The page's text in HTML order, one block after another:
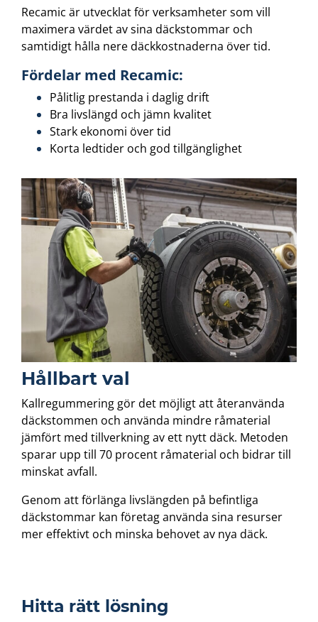
Recamic är utvecklat för verksamheter som vill
maximera värdet av sina däckstommar och
samtidigt hålla nere däckkostnaderna över tid.
Fördelar med Recamic:
Pålitlig prestanda i daglig drift
Bra livslängd och jämn kvalitet
Stark ekonomi över tid
Korta ledtider och god tillgänglighet
Hållbart val
Kallregummering gör det möjligt att återanvända
däckstommen och använda mindre råmaterial
jämfört med tillverkning av ett nytt däck. Metoden
sparar upp till 70 procent råmaterial och bidrar till
minskat avfall.
Genom att förlänga livslängden på befintliga
däckstommar kan företag använda sina resurser
mer effektivt och minska behovet av nya däck.
Hitta rätt lösning